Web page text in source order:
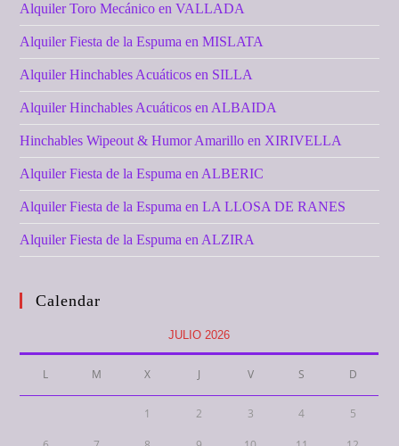
Alquiler Toro Mecánico en VALLADA
Alquiler Fiesta de la Espuma en MISLATA
Alquiler Hinchables Acuáticos en SILLA
Alquiler Hinchables Acuáticos en ALBAIDA
Hinchables Wipeout & Humor Amarillo en XIRIVELLA
Alquiler Fiesta de la Espuma en ALBERIC
Alquiler Fiesta de la Espuma en LA LLOSA DE RANES
Alquiler Fiesta de la Espuma en ALZIRA
Calendar
JULIO 2026
L M X J V S D
1 2 3 4 5